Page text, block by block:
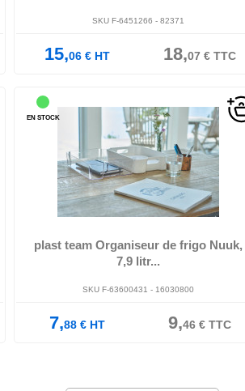
SKU F-6451266 - 82371
15,06€HT 18,07 € TTC
plast team Organiseur de frigo Nuuk,
7,9 litr...
SKU F-63600431 - 16030800
7,88€HT 9,46 € TTC
EN STOCK
en PP/PPC, idéal pour compartimenter les aliments,
convient, également comme système ...